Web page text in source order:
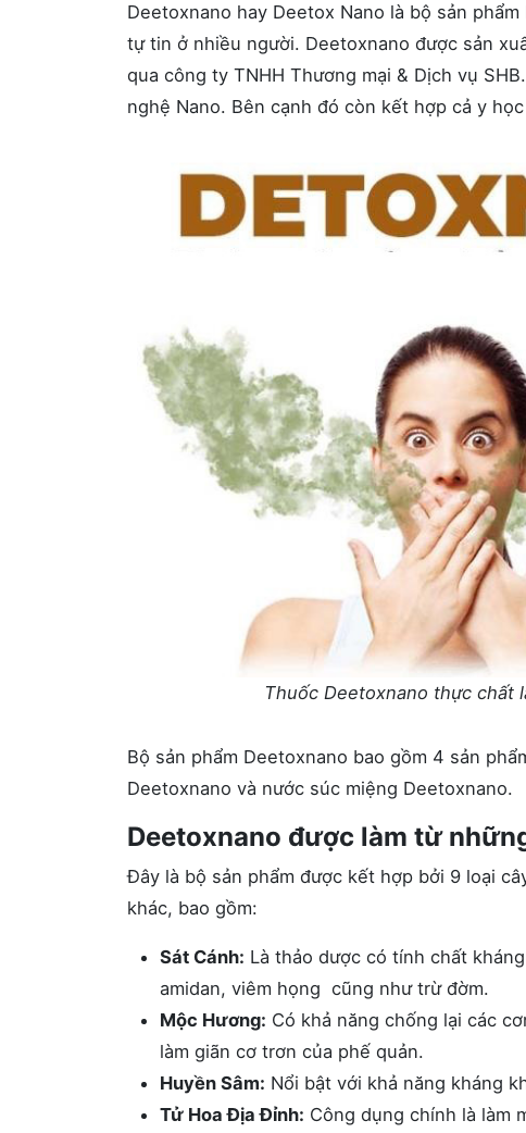
Deetoxnano hay Deetox Nano là bộ sản
tự tin ở nhiều người. Deetoxnano được sản
qua công ty TNHH Thương mại & Dịch vụ
nghệ Nano. Bên cạnh đó còn kết hợp cả y
Thuốc Deetoxnano thực chất
Bộ sản phẩm Deetoxnano bao gồm 4 sản
Deetoxnano và nước súc miệng Deetoxnano.
Deetoxnano được làm từ
Đây là bộ sản phẩm được kết hợp bởi 9 loại
khác, bao gồm:
Sát Cánh: Là thảo dược có tính chất
amidan, viêm họng cũng như trừ đờm.
Mộc Hương: Có khả năng chống lại các
làm giãn cơ trơn của phế quản.
Huyền Sâm: Nổi bật với khả năng kháng
Tử Hoa Địa Đỉnh: Công dụng chính là làm